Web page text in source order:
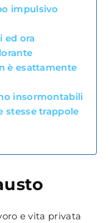
impulsivo
ed ora
è esattamente
insormontabili
stesse trappole
e vita privata